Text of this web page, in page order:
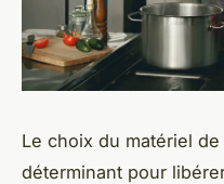
Le choix du matériel
déterminant pour